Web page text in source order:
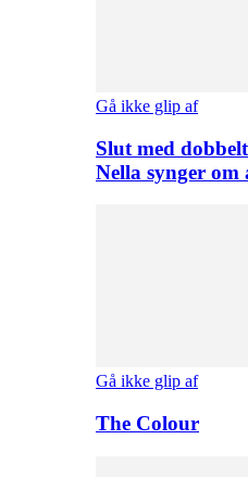
Gå ikke glip af
Slut med
Nella synger
Gå ikke glip af
The Colour